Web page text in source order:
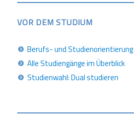
VOR DEM STUDIUM
Berufs- und Studienorientierung
Alle Studiengänge im Überblick
Studienwahl: Dual studieren